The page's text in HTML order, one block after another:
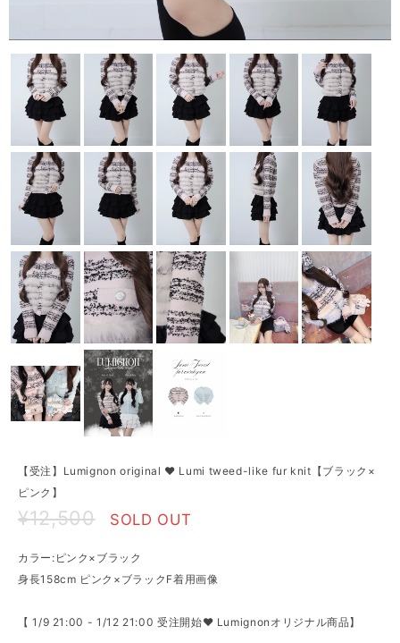
【受注】Lumignon original ♥ Lumi tweed-like fur knit【ブラック×
ピンク】
¥12,500 SOLD OUT
カラー:ピンク×ブラック
身長158cm ピンク×ブラックF着用画像
【 1/9 21:00 - 1/12 21:00 受注開始♥ Lumignonオリジナル商品】